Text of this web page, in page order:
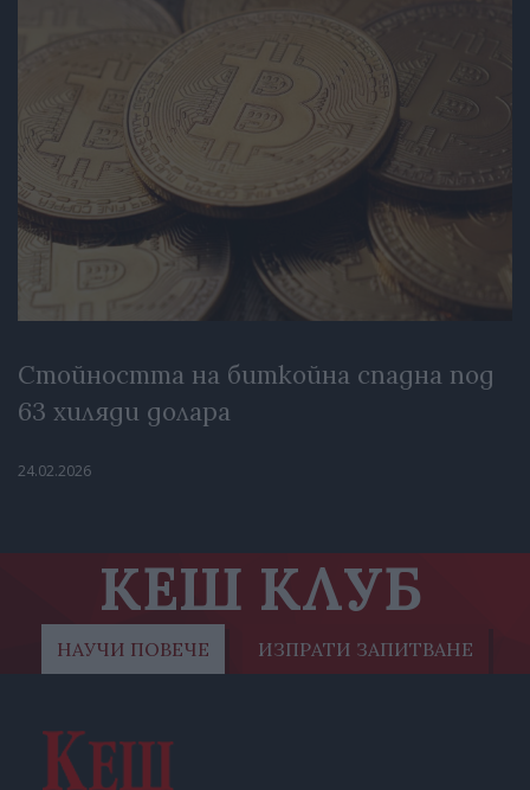
Стойността на биткойна спадна под
63 хиляди долара
24.02.2026
КЕШ КЛУБ
НАУЧИ ПОВЕЧЕ ИЗПРАТИ ЗАПИТВАНЕ